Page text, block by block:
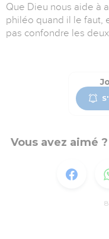
Que Dieu nous aide à
philéo quand il le faut,
pas confondre les
Vous avez aimé